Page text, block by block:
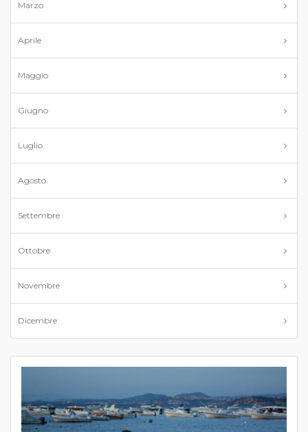
Marzo
Aprile
Maggio
Giugno
Luglio
Agosto
Settembre
Ottobre
Novembre
Dicembre